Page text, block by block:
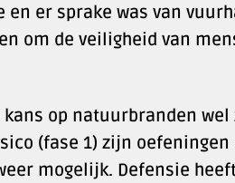
er sprake was van
om de veiligheid van
op natuurbranden wel
(fase 1) zijn oefeningen
mogelijk. Defensie